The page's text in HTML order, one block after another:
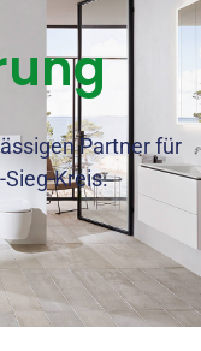
Partner für
Kreis.